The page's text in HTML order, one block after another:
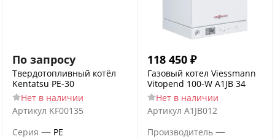
По запросу
Твердотопливный котёл
Kentatsu PE-30
Нет в наличии
Артикул KF00135
Серия — PE
118 450 ₽
Газовый котел Viessmann
Vitopend 100-W A1JB 34
Нет в наличии
Артикул A1JB012
Производитель —